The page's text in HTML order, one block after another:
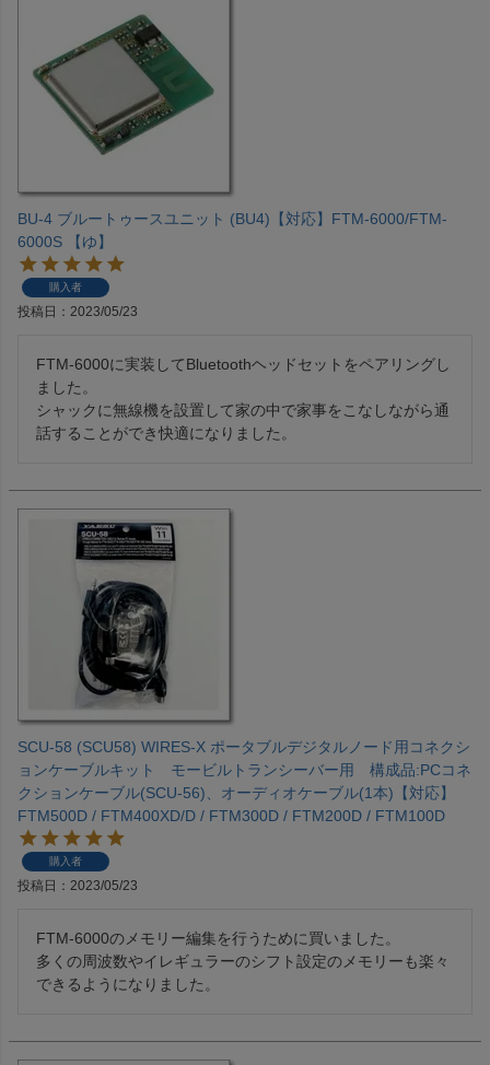
BU-4 ブルートゥースユニット (BU4)【対応】FTM-6000/FTM-
6000S 【ゆ】
購入者
投稿日 2023/05/23
FTM-6000に実装してBluetoothヘッドセットをペアリングし
ました。
シャックに無線機を設置して家の中で家事をこなしながら通
話することができ快適になりました。
SCU-58 (SCU58) WIRES-X ポータブルデジタルノード用コネクシ
ョンケーブルキット モービルトランシーバー用 構成品:PCコネ
クションケーブル(SCU-56)、オーディオケーブル(1本)【対応】
FTM500D / FTM400XD/D / FTM300D / FTM200D / FTM100D
購入者
投稿日 2023/05/23
FTM-6000のメモリー編集を行うために買いました。
多くの周波数やイレギュラーのシフト設定のメモリーも楽々
できるようになりました。